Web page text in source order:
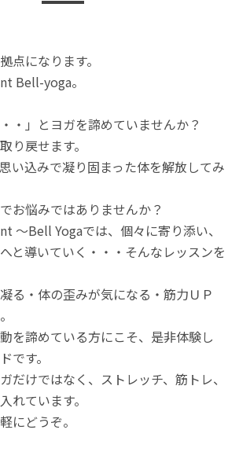
点になります。
Bell-yoga。
・」とヨガを諦めていませんか？
り戻せます。
い込みで凝り固まった体を解放してみ
お悩みではありませんか？
～Bell Yogaでは、個々に寄り添い、
と導いていく・・・そんなレッスンを
る・体の歪みが気になる・筋力ＵＰ
を諦めている方にこそ、是非体験し
です。
だけではなく、ストレッチ、筋トレ、
れています。
にどうぞ。